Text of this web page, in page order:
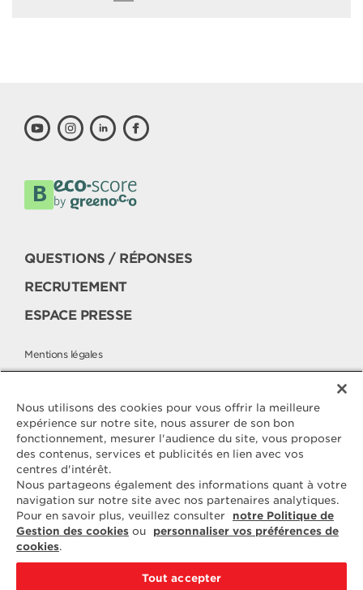
QUESTIONS / RÉPONSES
RECRUTEMENT
ESPACE PRESSE
Mentions légales
Politique de protection des données
Contactez
ELLE & VIRE
Pour toute question ou demande
d'information complémentaire,
nous sommes à votre disposition
ELVIR
50890 CONDÉ-SUR-VIRE
Nous utilisons des cookies pour vous offrir la meilleure
expérience sur notre site, nous assurer de son bon
fonctionnement, mesurer l'audience du site, vous proposer
des contenus, services et publicités en lien avec vos
centres d'intérêt.
Nous partageons également des informations quant à votre
navigation sur notre site avec nos partenaires analytiques.
Pour en savoir plus, veuillez consulter
notre Politique de
Gestion des cookies ou
personnaliser vos préférences de
cookies.
Tout accepter